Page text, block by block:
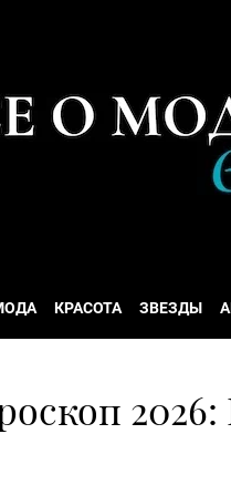
КРАСОТА ЗВЕЗДЫ
2026: